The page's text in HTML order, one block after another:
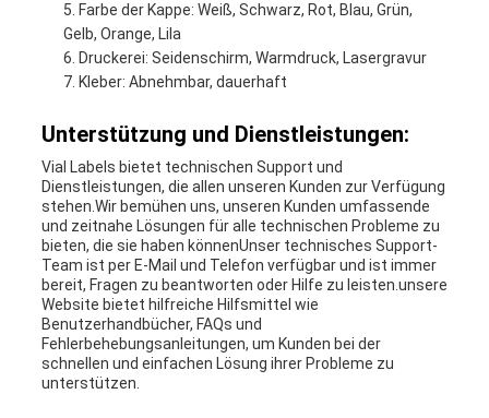
Farbe der Kappe: Weiß, Schwarz, Rot, Blau, Grün,
Gelb, Orange, Lila
Druckerei: Seidenschirm, Warmdruck, Lasergravur
Kleber: Abnehmbar, dauerhaft
Unterstützung und Dienstleistungen:
Vial Labels bietet technischen Support und
Dienstleistungen, die allen unseren Kunden zur Verfügung
stehen.Wir bemühen uns, unseren Kunden umfassende
und zeitnahe Lösungen für alle technischen Probleme zu
bieten, die sie haben könnenUnser technisches Support-
Team ist per E-Mail und Telefon verfügbar und ist immer
bereit, Fragen zu beantworten oder Hilfe zu leisten.unsere
Website bietet hilfreiche Hilfsmittel wie
Benutzerhandbücher, FAQs und
Fehlerbehebungsanleitungen, um Kunden bei der
schnellen und einfachen Lösung ihrer Probleme zu
unterstützen.